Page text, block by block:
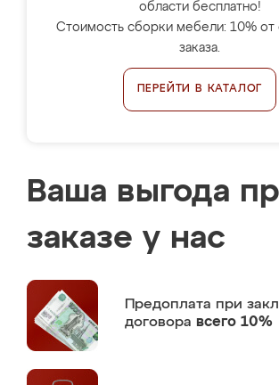
области бесплатно!
Стоимость сборки мебели: 10% от
заказа.
ПЕРЕЙТИ В КАТАЛОГ
Ваша выгода
заказе у нас
Предоплата при
договора всего 10%